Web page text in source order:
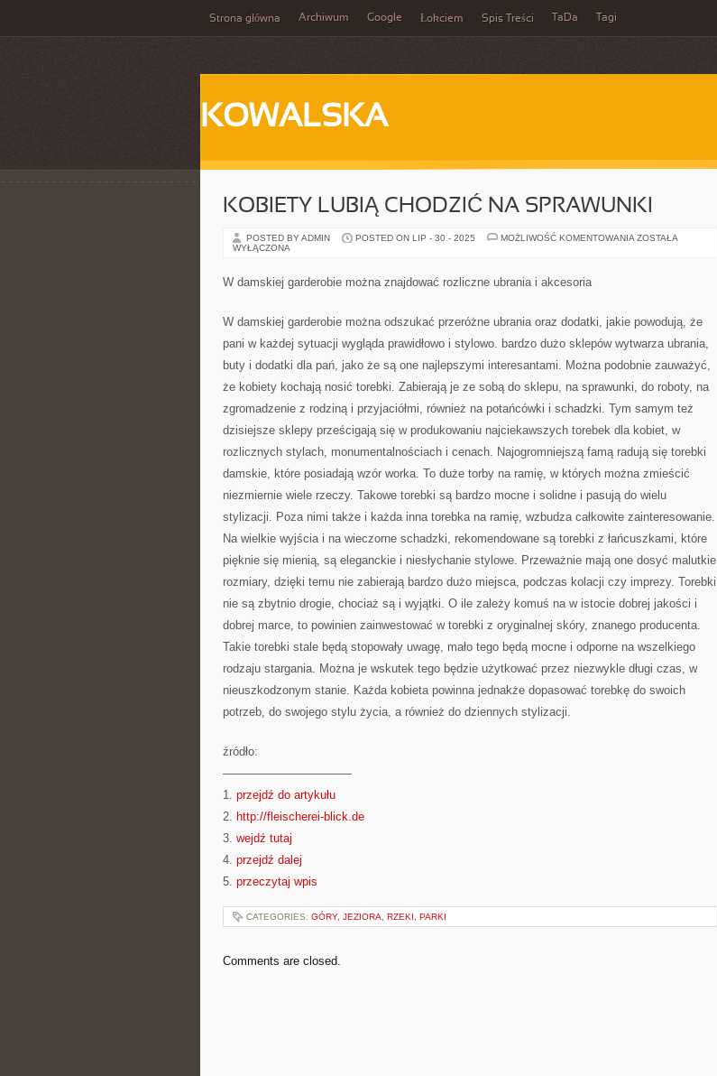
Strona główna Archiwum Google Łokciem Spis Treści TaDa Tagi
KOWALSKA
KOBIETY LUBIĄ CHODZIĆ NA SPRAWUNKI
POSTED BY ADMIN POSTED ON LIP - 30 - 2025 MOŻLIWOŚĆ KOMENTOWANIA KOBIETY
ZOSTAŁA
WYŁĄCZONA
W damskiej garderobie można znajdować rozliczne ubrania i akcesoria
W damskiej garderobie można odszukać przeróżne ubrania oraz dodatki, jakie powodują, że
pani w każdej sytuacji wygląda prawidłowo i stylowo. bardzo dużo sklepów wytwarza ubrania,
buty i dodatki dla pań, jako że są one najlepszymi interesantami. Można podobnie zauważyć,
że kobiety kochają nosić torebki. Zabierają je ze sobą do sklepu, na sprawunki, do roboty, na
zgromadzenie z rodziną i przyjaciółmi, również na potańcówki i schadzki. Tym samym też
dzisiejsze sklepy prześcigają się w produkowaniu najciekawszych torebek dla kobiet, w
rozlicznych stylach, monumentalnościach i cenach. Najogromniejszą famą radują się torebki
damskie, które posiadają wzór worka. To duże torby na ramię, w których można zmieścić
niezmiernie wiele rzeczy. Takowe torebki są bardzo mocne i solidne i pasują do wielu
stylizacji. Poza nimi także i każda inna torebka na ramię, wzbudza całkowite zainteresowanie.
Na wielkie wyjścia i na wieczorne schadzki, rekomendowane są torebki z łańcuszkami, które
pięknie się mienią, są eleganckie i niesłychanie stylowe. Przeważnie mają one dosyć malutkie
rozmiary, dzięki temu nie zabierają bardzo dużo miejsca, podczas kolacji czy imprezy. Torebki
nie są zbytnio drogie, chociaż są i wyjątki. O ile zależy komuś na w istocie dobrej jakości i
dobrej marce, to powinien zainwestować w torebki z oryginalnej skóry, znanego producenta.
Takie torebki stale będą stopowały uwagę, mało tego będą mocne i odporne na wszelkiego
rodzaju stargania. Można je wskutek tego będzie użytkować przez niezwykle długi czas, w
nieuszkodzonym stanie. Każda kobieta powinna jednakże dopasować torebkę do swoich
potrzeb, do swojego stylu życia, a również do dziennych stylizacji.
źródło:
———————————
1. przejdź do artykułu
2. http://fleischerei-blick.de
3. wejdź tutaj
4. przejdź dalej
5. przeczytaj wpis
CATEGORIES: GÓRY, JEZIORA, RZEKI, PARKI
Comments are closed.